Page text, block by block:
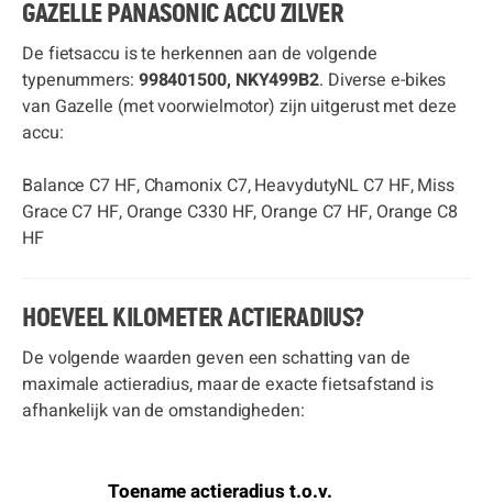
GAZELLE PANASONIC ACCU ZILVER
De fietsaccu is te herkennen aan de volgende
typenummers: 998401500, NKY499B2. Diverse e-bikes
van Gazelle (met voorwielmotor) zijn uitgerust met deze
accu:
Balance C7 HF, Chamonix C7, HeavydutyNL C7 HF, Miss
Grace C7 HF, Orange C330 HF, Orange C7 HF, Orange C8
HF
HOEVEEL KILOMETER ACTIERADIUS?
De volgende waarden geven een schatting van de
maximale actieradius, maar de exacte fietsafstand is
afhankelijk van de omstandigheden:
Toename actieradius t.o.v.